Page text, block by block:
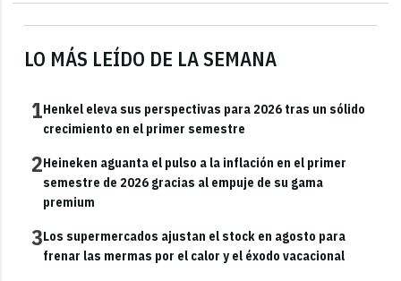
LO MÁS LEÍDO DE LA SEMANA
1Henkel eleva sus perspectivas para 2026 tras un sólido
crecimiento en el primer semestre
2Heineken aguanta el pulso a la inflación en el primer
semestre de 2026 gracias al empuje de su gama
premium
3Los supermercados ajustan el stock en agosto para
frenar las mermas por el calor y el éxodo vacacional